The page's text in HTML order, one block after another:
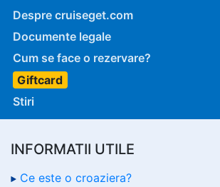
Despre cruiseget.com
Documente legale
Cum se face o rezervare?
Giftcard
Stiri
INFORMATII UTILE
Ce este o croaziera?